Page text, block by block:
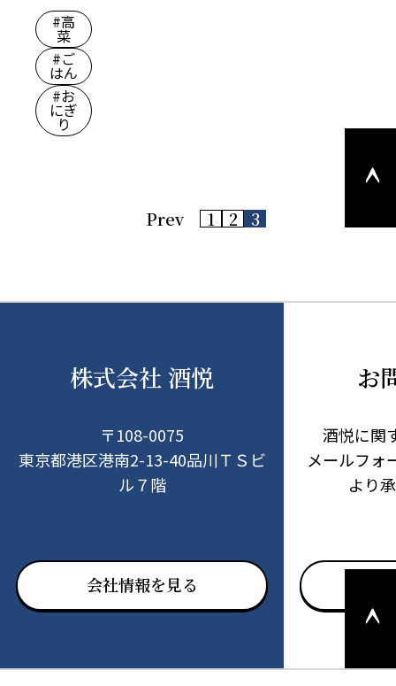
#高
菜
#ご
はん
#お
にぎ
り
ー
Prev 1 2 3
ージの
上部へ
株式会社 酒悦
〒108-0075
東京都港区港南2-13-40品川ＴＳビ
ル７階
会社情報を見る
お
酒悦に関
メールフォ
より
ージの
上部へ